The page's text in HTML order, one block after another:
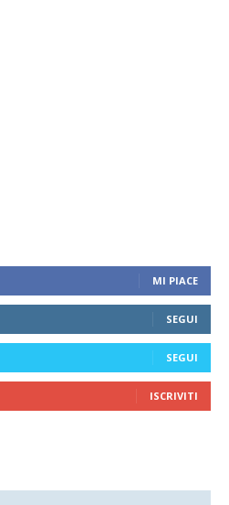
MI PIACE
SEGUI
SEGUI
ISCRIVITI